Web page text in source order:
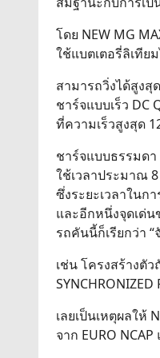
โดย NEW MG
ใช้แบตเตอรี่ลิเทีย
สามารถวิ่งได้สูงสุ
ชาร์จแบบเร็ว DC
ที่ความเร็วสูงสุด
ชาร์จแบบธรรมดา
ใช้เวลาประมาณ
ซึ่งระยะเวลาในก
และอีกหนึ่งจุดเด่
รถคันนี้ก็เรียกว่า “
เช่น โครงสร้างตั
เลยเป็นเหตุผลให้
จาก EURO NCAP